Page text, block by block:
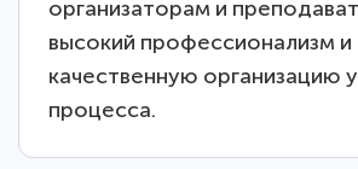
организаторам и
высокий профессионализм и
качественную организацию
процесса.